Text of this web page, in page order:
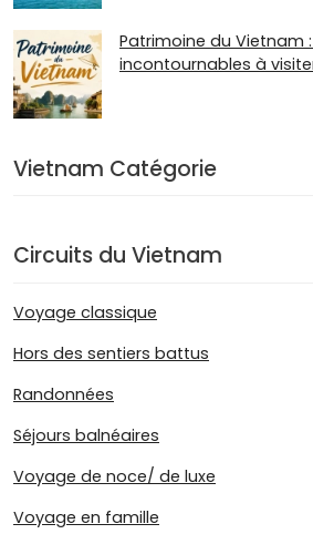
Patrimoine du Vietnam :
incontournables à
Vietnam Catégorie
Circuits du Vietnam
Voyage classique
Hors des sentiers battus
Randonnées
Séjours balnéaires
Voyage de noce/ de luxe
Voyage en famille